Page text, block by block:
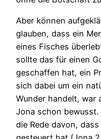
Aber können
glauben, dass ein
eines Fisches
sollte das für einen
geschaffen hat, ein
sich dabei um ein
Wunder handelt, war
Jona schon
die Rede davon,